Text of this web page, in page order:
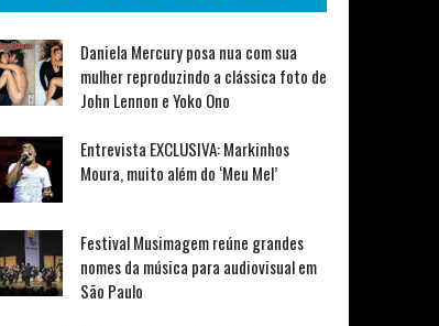
Daniela Mercury posa nua com sua
mulher reproduzindo a clássica foto de
John Lennon e Yoko Ono
Entrevista EXCLUSIVA: Markinhos
Moura, muito além do ‘Meu Mel’
Festival Musimagem reúne grandes
nomes da música para audiovisual em
São Paulo